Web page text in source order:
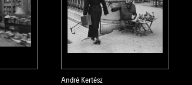
André Kertész